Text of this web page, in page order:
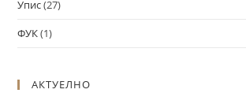
Упис(27)
ФУК(1)
АКТУЕЛНО